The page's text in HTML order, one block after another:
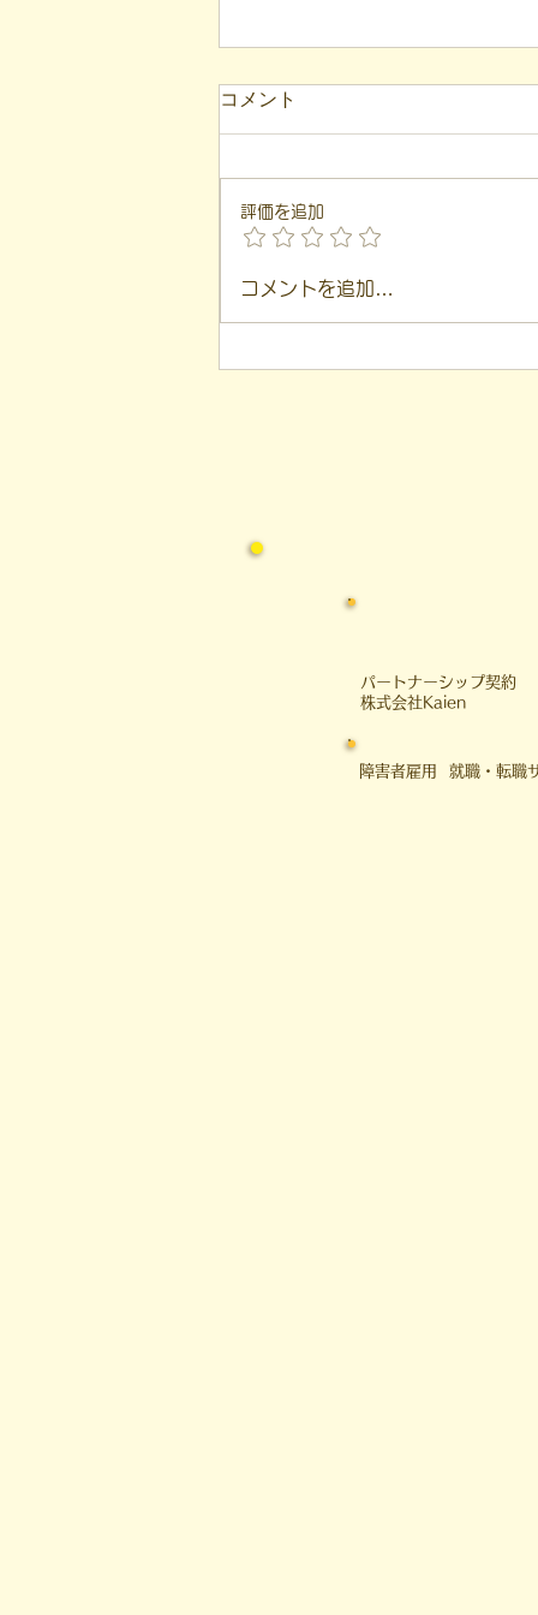
【代表ブログ】「目の前の小
コメント
評価を追加
コメントを追加…
​パートナーシップ契約
​株式会社Kaien
障害者雇用 就職・転職